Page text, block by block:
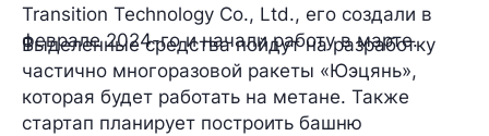
Transition Technology Co., Ltd., его создали в
феврале 2024-го и начали работу в марте.
Выделенные средства пойдут на разработку
частично многоразовой ракеты «Юэцянь»,
которая будет работать на метане. Также
стартап планирует построить башню